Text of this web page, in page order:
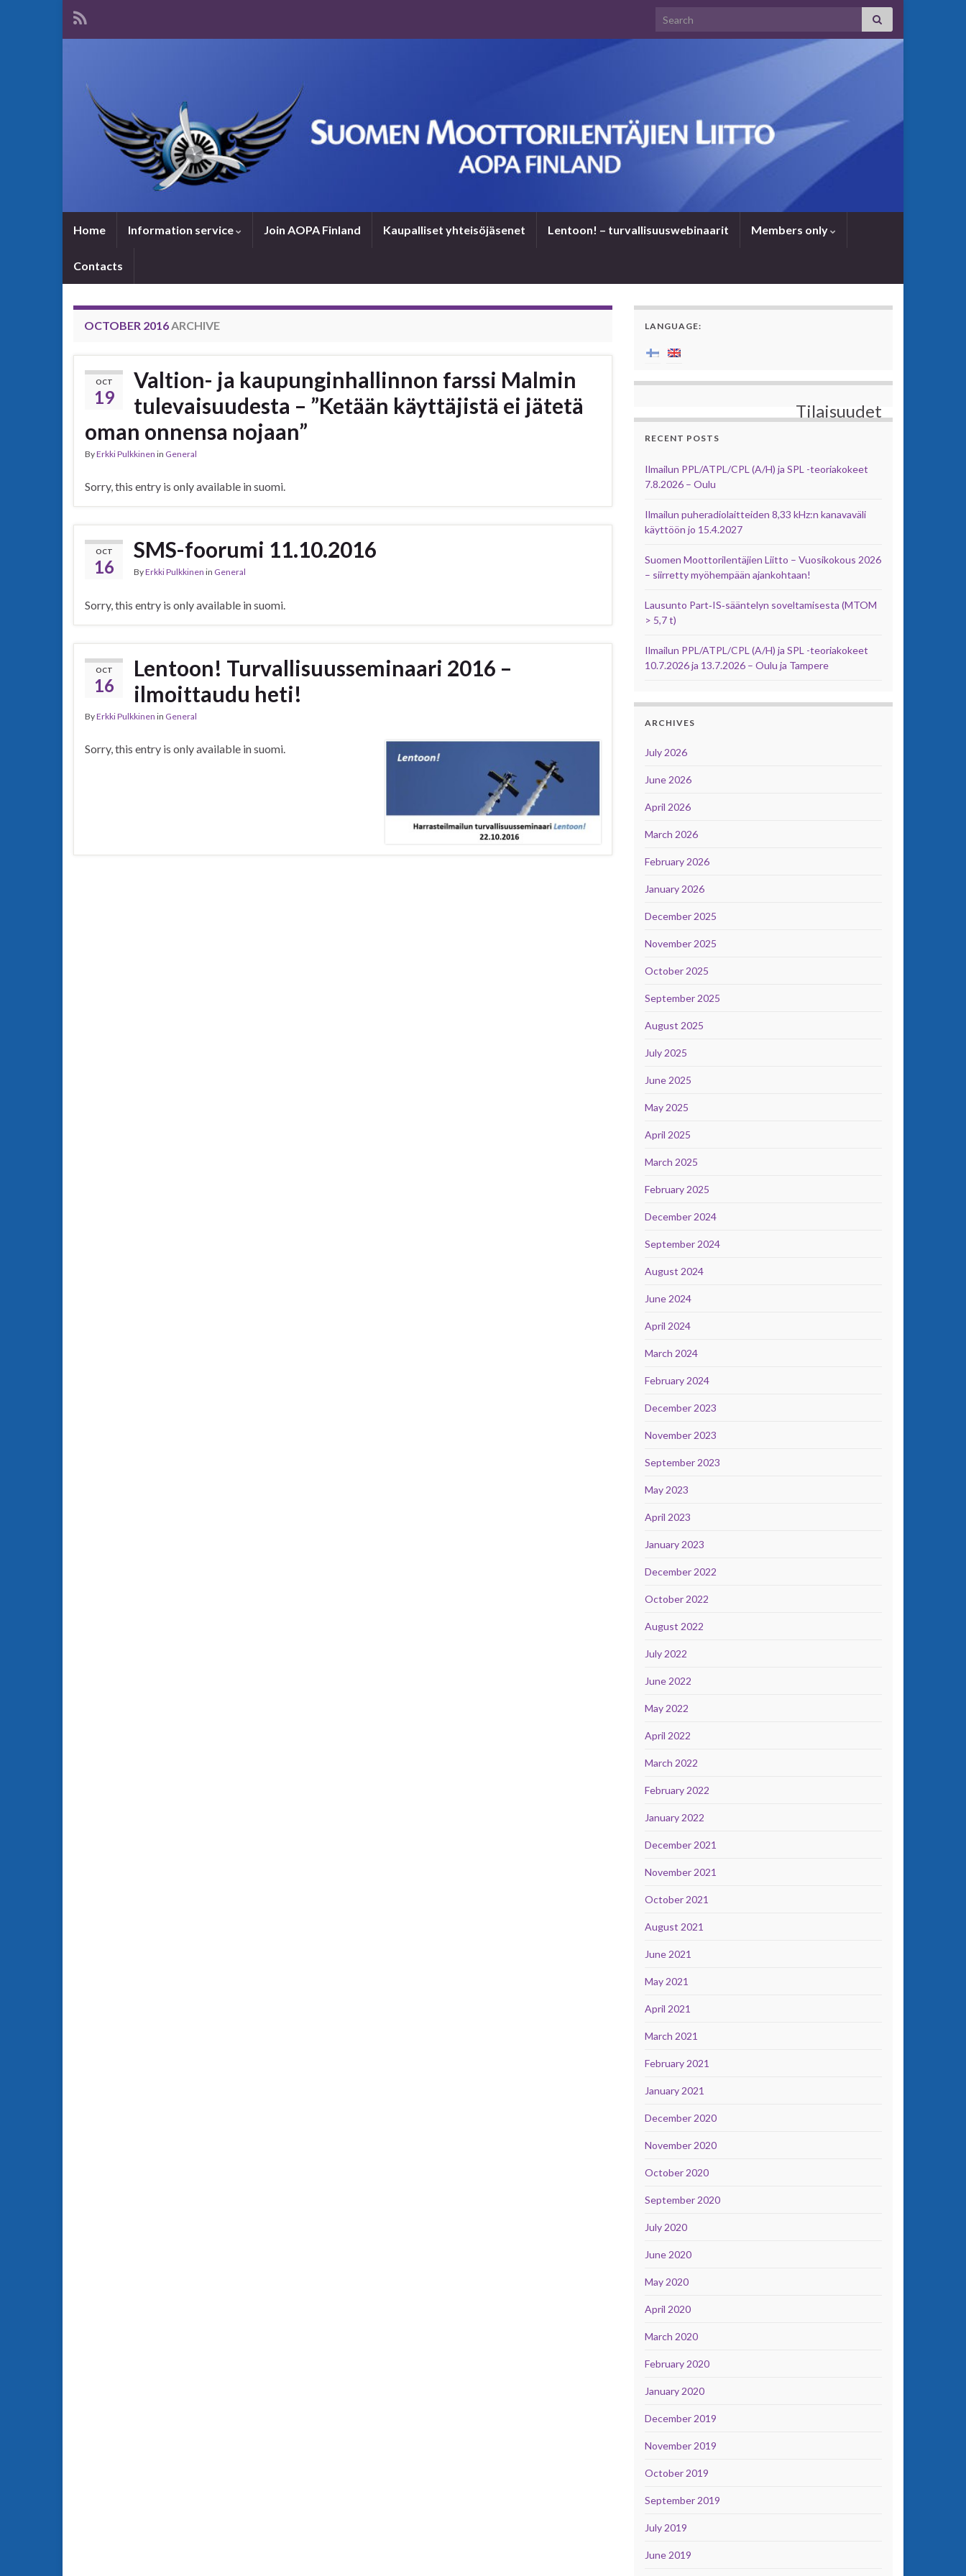
Search for:
Home Information service Join AOPA Finland Kaupalliset yhteisöjäsenet Len­toon! – tur­val­li­suus­we­bi­naa­rit Members only
Contacts
OCTOBER 2016ARCHIVE
OCT
19
Valtion- ja kaupunginhallinnon farssi Malmin
tulevaisuudesta – ”Ketään käyttäjistä ei jätetä
oman onnensa nojaan”
ByErkki Pulkkinen in General
Sorry, this entry is only available in suomi.
OCT
16
SMS-foorumi 11.10.2016
ByErkki Pulkkinen in General
Sorry, this entry is only available in suomi.
OCT
16
Lentoon! Turvallisuusseminaari 2016 –
ilmoittaudu heti!
ByErkki Pulkkinen in General
Sorry, this entry is only available in suomi.
LANGUAGE:
Tilaisuudet
RECENT POSTS
Ilmailun PPL/ATPL/CPL (A/H) ja SPL -teoriakokeet
7.8.2026 – Oulu
Ilmailun puheradiolaitteiden 8,33 kHz:n kanavaväli
käyttöön jo 15.4.2027
Suomen Moottorilentäjien Liitto – Vuosikokous 2026
– siirretty myöhempään ajankohtaan!
Lausunto Part‑IS‑sääntelyn soveltamisesta (MTOM
> 5,7 t)
Ilmailun PPL/ATPL/CPL (A/H) ja SPL -teoriakokeet
10.7.2026 ja 13.7.2026 – Oulu ja Tampere
ARCHIVES
July 2026
June 2026
April 2026
March 2026
February 2026
January 2026
December 2025
November 2025
October 2025
September 2025
August 2025
July 2025
June 2025
May 2025
April 2025
March 2025
February 2025
December 2024
September 2024
August 2024
June 2024
April 2024
March 2024
February 2024
December 2023
November 2023
September 2023
May 2023
April 2023
January 2023
December 2022
October 2022
August 2022
July 2022
June 2022
May 2022
April 2022
March 2022
February 2022
January 2022
December 2021
November 2021
October 2021
August 2021
June 2021
May 2021
April 2021
March 2021
February 2021
January 2021
December 2020
November 2020
October 2020
September 2020
July 2020
June 2020
May 2020
April 2020
March 2020
February 2020
January 2020
December 2019
November 2019
October 2019
September 2019
July 2019
June 2019